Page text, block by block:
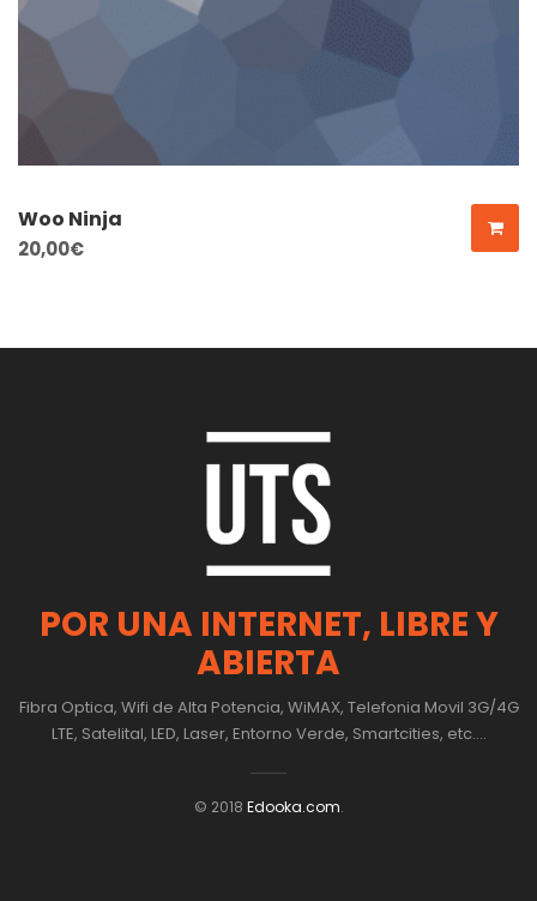
Woo Ninja
20,00€
POR UNA INTERNET, LIBRE Y
ABIERTA
Fibra Optica, Wifi de Alta Potencia, WiMAX, Telefonia Movil 3G/4G
LTE, Satelital, LED, Laser, Entorno Verde, Smartcities, etc....
© 2018 Edooka.com.